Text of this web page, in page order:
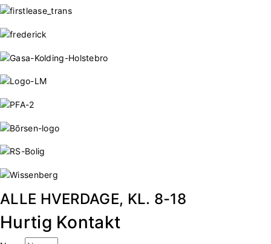
ALLE HVERDAGE, KL. 8-18
Hurtig Kontakt